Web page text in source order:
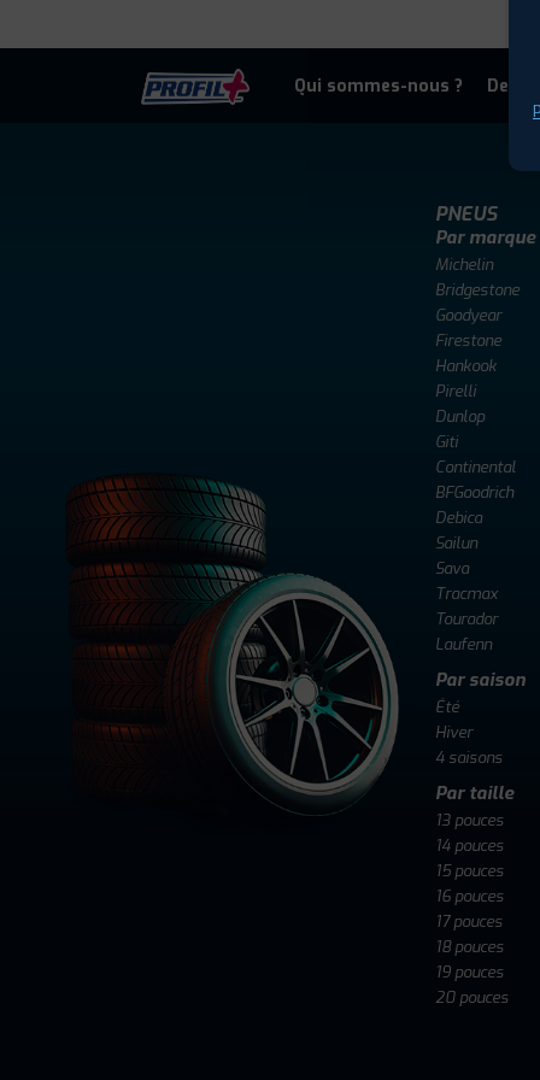
Qui sommes-nous ?
PNEUS
Par marque
Michelin
Bridgestone
Goodyear
Firestone
Hankook
Pirelli
Dunlop
Giti
Continental
BFGoodrich
Debica
Sailun
Sava
Tracmax
Tourador
Laufenn
Par saison
Été
Hiver
4 saisons
Par taille
13 pouces
14 pouces
15 pouces
16 pouces
17 pouces
18 pouces
19 pouces
20 pouces